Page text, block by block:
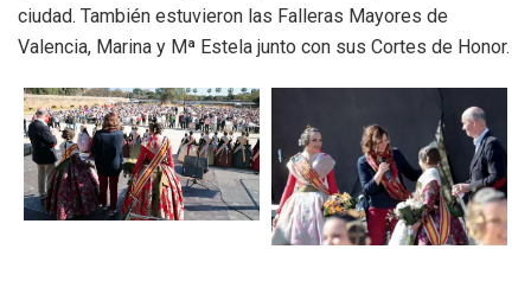
ciudad. También estuvieron las Falleras Mayores de
Valencia, Marina y Mª Estela junto con sus Cortes de Honor.